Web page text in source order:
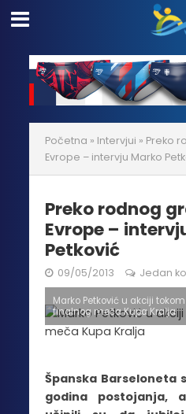
Početna » Intervjui » Preko
Evrope – intervju Marko
Preko rodnog
Evrope –
Petković
09/05/2013 Jedan
Marko Petković u akciji tokom
finalnog meča Kupa Kralja
Španska Barseloneta
godina postojanja,